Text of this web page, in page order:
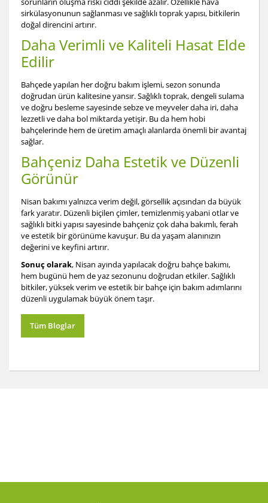
sirkülasyonunun sağlanması ve sağlıklı toprak yapısı, bitkilerin
doğal direncini artırır.
Daha Verimli ve Kaliteli Hasat Elde
Edilir
Bahçede yapılan her doğru bakım işlemi, sezon sonunda
doğrudan ürün kalitesine yansır. Sağlıklı toprak, dengeli sulama
ve doğru besleme sayesinde sebze ve meyveler daha iri, daha
lezzetli ve daha bol miktarda yetişir. Bu da hem hobi
bahçelerinde hem de üretim amaçlı alanlarda önemli bir avantaj
sağlar.
Bahçeniz Daha Estetik ve Düzenli
Görünür
Nisan bakımı yalnızca verim değil, görsellik açısından da büyük
fark yaratır. Düzenli biçilen çimler, temizlenmiş yabani otlar ve
sağlıklı bitki yapısı sayesinde bahçeniz çok daha bakımlı, ferah
ve estetik bir görünüme kavuşur. Bu da yaşam alanınızın
değerini ve keyfini artırır.
Sonuç olarak, Nisan ayında yapılacak doğru bahçe bakımı,
hem bugünü hem de yaz sezonunu doğrudan etkiler. Sağlıklı
bitkiler, yüksek verim ve estetik bir bahçe için bakım adımlarını
düzenli uygulamak büyük önem taşır.
Tüm Bloglar